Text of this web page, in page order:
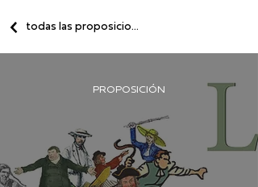
todas las proposiciones
PROPOSICIÓN